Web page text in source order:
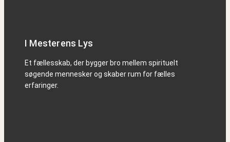
I Mesterens Lys
Et fællesskab, der bygger bro mellem spirituelt
søgende mennesker og skaber rum for fælles
erfaringer.